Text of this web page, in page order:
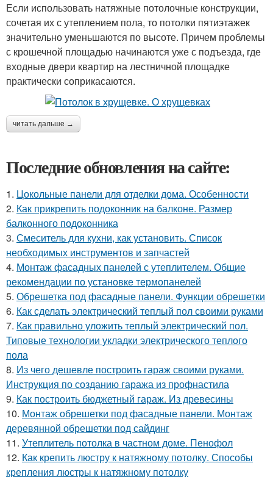
Если использовать натяжные потолочные конструкции,
сочетая их с утеплением пола, то потолки пятиэтажек
значительно уменьшаются по высоте. Причем проблемы
с крошечной площадью начинаются уже с подъезда, где
входные двери квартир на лестничной площадке
практически соприкасаются.
читать дальше →
Последние обновления на сайте:
1. Цокольные панели для отделки дома. Особенности
2. Как прикрепить подоконник на балконе. Размер
балконного подоконника
3. Смеситель для кухни, как установить. Список
необходимых инструментов и запчастей
4. Монтаж фасадных панелей с утеплителем. Общие
рекомендации по установке термопанелей
5. Обрешетка под фасадные панели. Функции обрешетки
6. Как сделать электрический теплый пол своими руками
7. Как правильно уложить теплый электрический пол.
Типовые технологии укладки электрического теплого
пола
8. Из чего дешевле построить гараж своими руками.
Инструкция по созданию гаража из профнастила
9. Как построить бюджетный гараж. Из древесины
10. Монтаж обрешетки под фасадные панели. Монтаж
деревянной обрешетки под сайдинг
11. Утеплитель потолка в частном доме. Пенофол
12. Как крепить люстру к натяжному потолку. Способы
крепления люстры к натяжному потолку